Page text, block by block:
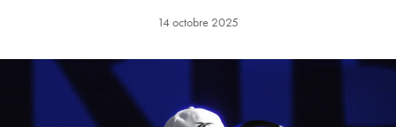
14 octobre 2025